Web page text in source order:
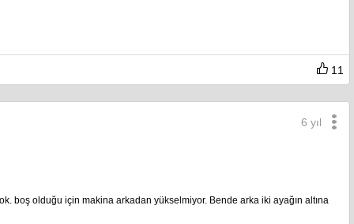
11
6 yıl
boş olduğu için makina arkadan yükselmiyor. Bende arka iki ayağın altına